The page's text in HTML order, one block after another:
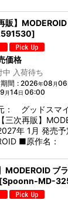
販】
]
価格
中 入荷待ち
間 : 2026年08 月06
月14日 06:00
： グッドスマ
次再販】
年 1月 発売
■原作名：
MODEROID ブ
[Spoonn-MD-